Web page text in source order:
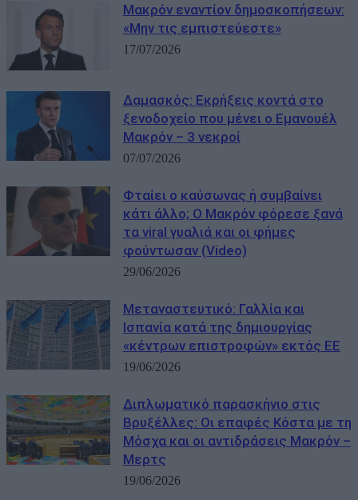
Μακρόν εναντίον δημοσκοπήσεων:
«Μην τις εμπιστεύεστε»
17/07/2026
Δαμασκός: Εκρήξεις κοντά στο
ξενοδοχείο που μένει ο Εμανουέλ
Μακρόν – 3 νεκροί
07/07/2026
Φταίει ο καύσωνας ή συμβαίνει
κάτι άλλο; Ο Μακρόν φόρεσε ξανά
τα viral γυαλιά και οι φήμες
φούντωσαν (Video)
29/06/2026
Μεταναστευτικό: Γαλλία και
Ισπανία κατά της δημιουργίας
«κέντρων επιστροφών» εκτός ΕΕ
19/06/2026
Διπλωματικό παρασκήνιο στις
Βρυξέλλες: Οι επαφές Κόστα με τη
Μόσχα και οι αντιδράσεις Μακρόν –
Μερτς
19/06/2026